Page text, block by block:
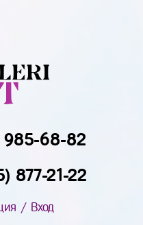
985-68-82
877-21-22
/ Вход